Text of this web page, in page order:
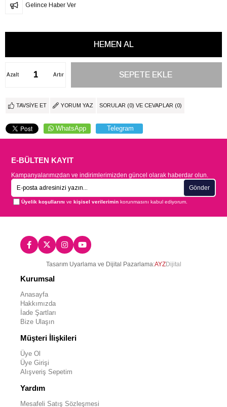
Gelince Haber Ver
Artır
Azalt
TAVSIYE ET YORUM YAZ SORULAR (0) VE CEVAPLAR (0)
WhatsApp Telegram
E-BÜLTEN KAYIT
Kampanyalarımızdan ve indirimlerimizden güncel olarak haberdar olun.
Gönder
Üyelik koşullarını vekişisel verilerimin korunmasını kabul ediyorum.
Tasarım Uyarlama ve Dijital Pazarlama:AYZDijital
Kurumsal
Anasayfa
Hakkımızda
İade Şartları
Bize Ulaşın
Müşteri İlişkileri
Üye Ol
Üye Girişi
Alışveriş Sepetim
Yardım
Mesafeli Satış Sözleşmesi